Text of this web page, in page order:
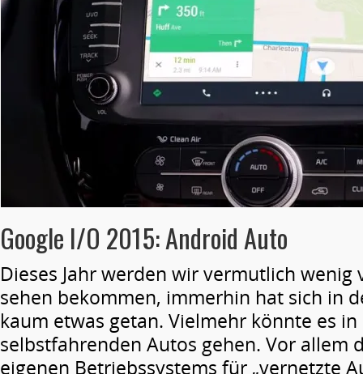
Google I/O 2015: Android Auto
Dieses Jahr werden wir vermutlich
sehen bekommen, immerhin hat sich in
kaum etwas getan. Vielmehr könnte es
selbstfahrenden Autos gehen. Vor allem
eigenen Betriebssystems für „vernetzte